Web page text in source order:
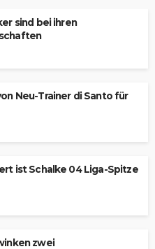
sind bei ihren
Neu-Trainer di Santo für
ist Schalke 04 Liga-Spitze
zwei